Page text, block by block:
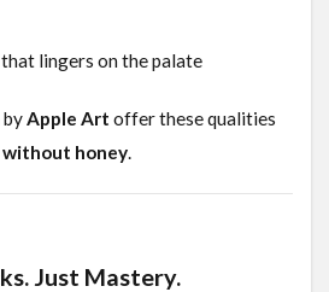
lingers on the palate
by Apple Art offer these qualities
honey
Just Mastery.